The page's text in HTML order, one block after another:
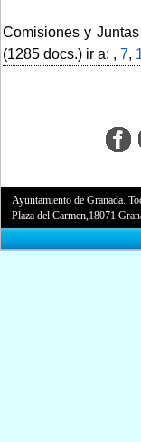
Comisiones y
(1285 docs.) ir a: , 7,
Ayuntamiento de Granada.
Plaza del Carmen,18071